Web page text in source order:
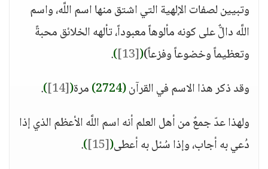
وتبيين لصفات الإلهية التي اشتق منها اسم اللَّه، واسم
اللَّه دالٌّ على كونه مألوهاً معبوداً، تألهه الخلائق محبةً
وتعظيماً وخضوعاً وفزعاً)(
[13]
)
.
وقد ذكر هذا الاسم في القرآن(2724) مرة(
[14]
)
.
ولهذا عدّ جمعٌ من أهل العلم أنه اسم اللَّه الأعظم الذي إذا
دُعي به أجاب، وإذا سُئل به أعطى(
[15]
)
.